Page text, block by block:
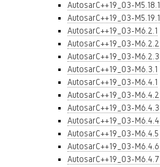
AutosarC++19_03-M5.18.1
AutosarC++19_03-M5.19.1
AutosarC++19_03-M6.2.1
AutosarC++19_03-M6.2.2
AutosarC++19_03-M6.2.3
AutosarC++19_03-M6.3.1
AutosarC++19_03-M6.4.1
AutosarC++19_03-M6.4.2
AutosarC++19_03-M6.4.3
AutosarC++19_03-M6.4.4
AutosarC++19_03-M6.4.5
AutosarC++19_03-M6.4.6
AutosarC++19_03-M6.4.7